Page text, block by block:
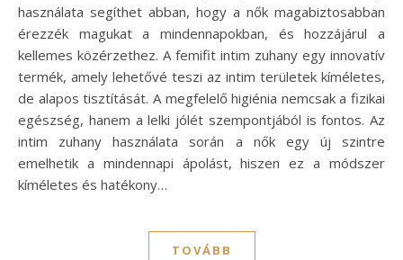
használata segíthet abban, hogy a nők magabiztosabban
érezzék magukat a mindennapokban, és hozzájárul a
kellemes közérzethez. A femifit intim zuhany egy innovatív
termék, amely lehetővé teszi az intim területek kíméletes,
de alapos tisztítását. A megfelelő higiénia nemcsak a fizikai
egészség, hanem a lelki jólét szempontjából is fontos. Az
intim zuhany használata során a nők egy új szintre
emelhetik a mindennapi ápolást, hiszen ez a módszer
kíméletes és hatékony…
TOVÁBB